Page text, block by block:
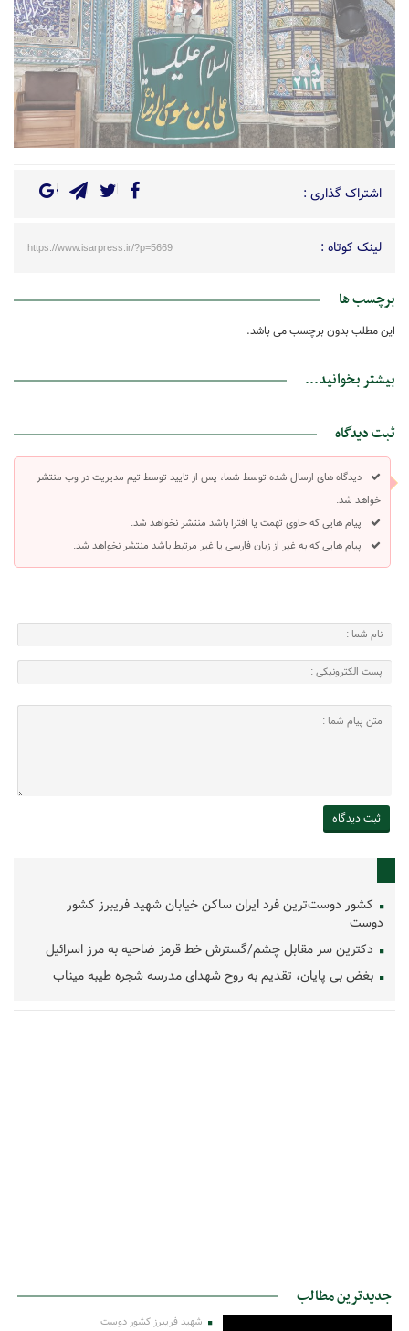
اشتراک گذاری :
لینک کوتاه : https://www.isarpress.ir/?p=5669
برچسب ها
این مطلب بدون برچسب می باشد.
بیشتر بخوانید...
ثبت دیدگاه
دیدگاه های ارسال شده توسط شما، پس از تایید توسط تیم مدیریت در وب منتشر
خواهد شد.
پیام هایی که حاوی تهمت یا افترا باشد منتشر نخواهد شد.
پیام هایی که به غیر از زبان فارسی یا غیر مرتبط باشد منتشر نخواهد شد.
کشور دوست‌ترین فرد ایران ساکن خیابان شهید فریبرز کشور
دوست
دکترین سر مقابل چشم/گسترش خط قرمز ضاحیه به مرز اسرائیل
بغض بی پایان، تقدیم به روح شهدای مدرسه شجره طیبه میناب
جدیدترین مطالب
شهید فریبرز کشور دوست